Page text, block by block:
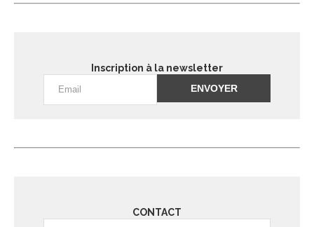
Inscription à la newsletter
CONTACT